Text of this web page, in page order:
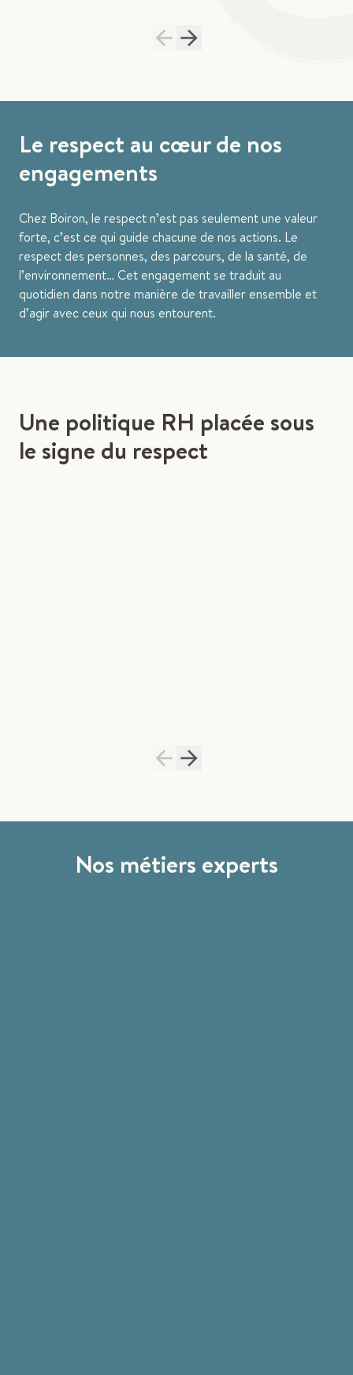
Le respect au cœur de nos
engagements
Chez Boiron, le respect n’est pas seulement une valeur
forte, c’est ce qui guide chacune de nos actions. Le
respect des personnes, des parcours, de la santé, de
l’environnement… Cet engagement se traduit au
quotidien dans notre manière de travailler ensemble et
d’agir avec ceux qui nous entourent.
Une politique RH placée sous
le signe du respect
Nos métiers experts